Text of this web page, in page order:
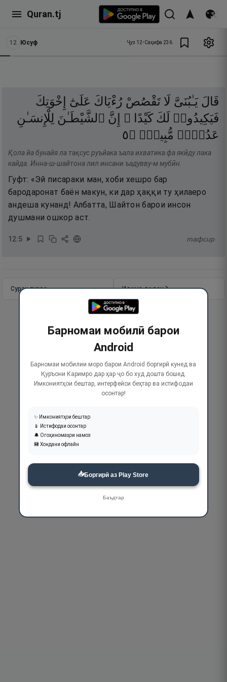
Quran.tj
12 Юсуф Ҷуз 12•Саҳифа 236
قَالَ يَـٰبُنَىَّ لَا تَقْصُصْ رُءْيَاكَ عَلَىٰٓ
إِخْوَتِكَ
فَيَكِيدُوا۟ لَكَ كَيْدًا ۖ إِنَّ ٱلشَّيْطَـٰنَ لِلْإِنسَـٰنِ
عَدُوٌّۭ مُّبِينٌۭ ۝٥
Қола йа бунайя ла тақсус руъйака ъала ихватика фа якӣду лака
кайда. Инна-ш-шайтона лил инсани ъадувву-м мубӣн.
Гуфт: «Эй писараки ман, хоби хешро бар
бародаронат баён макун, ки дар ҳаққи ту ҳилаеро
андеша кунанд! Албатта, Шайтон барои инсон
душмани ошкор аст.
12:5 тафсир
Сураи пурра Идома додан
Барномаи мобилӣ барои
Android
Барномаи мобилии моро барои Android боргирӣ кунед ва
Қуръони Каримро дар ҳар ҷо бо худ дошта бошед.
Имкониятҳои бештар, интерфейси беҳтар ва истифодаи
осонтар!
✨ Имкониятҳои бештар
📱 Истифодаи осонтар
🔔 Огоҳиномаҳои намоз
💾 Хондани офлайн
📥Боргирӣ аз Play Store
Баъдтар